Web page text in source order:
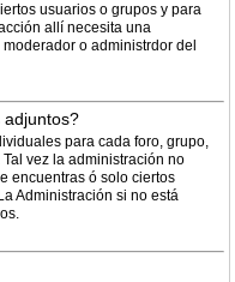
usuarios o grupos y para
allí necesita una
o administrdor del
adjuntos?
para cada foro, grupo,
vez la administración no
encuentras ó solo ciertos
Administración si no está